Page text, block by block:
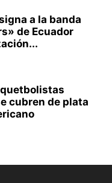
a la banda
de Ecuador
cubren de plata